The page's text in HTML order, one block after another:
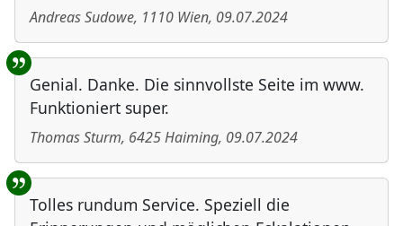
Andreas Sudowe, 1110 Wien, 09.07.2024
Genial. Danke. Die sinnvollste Seite im www.
Funktioniert super.
Thomas Sturm, 6425Haiming, 09.07.2024
Tolles rundum Service. Speziell die